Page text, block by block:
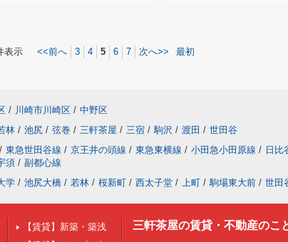
表示 <<前へ 3 4 5 6 7 次へ>> 最初
/ 川崎市川崎区 / 中野区
林 / 池尻 / 弦巻 / 三軒茶屋 / 三宿 / 駒沢 / 渡田 / 世田谷
/ 東急世田谷線 / 京王井の頭線 / 東急東横線 / 小田急小田原線 / 日比
須 / 副都心線
学 / 池尻大橋 / 若林 / 桜新町 / 西太子堂 / 上町 / 駒場東大前 / 世田
【賃貸】新築・築浅
三軒茶屋の賃貸・不動産のこ